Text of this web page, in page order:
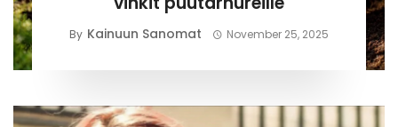
By Kainuun Sanomat November 25, 2025